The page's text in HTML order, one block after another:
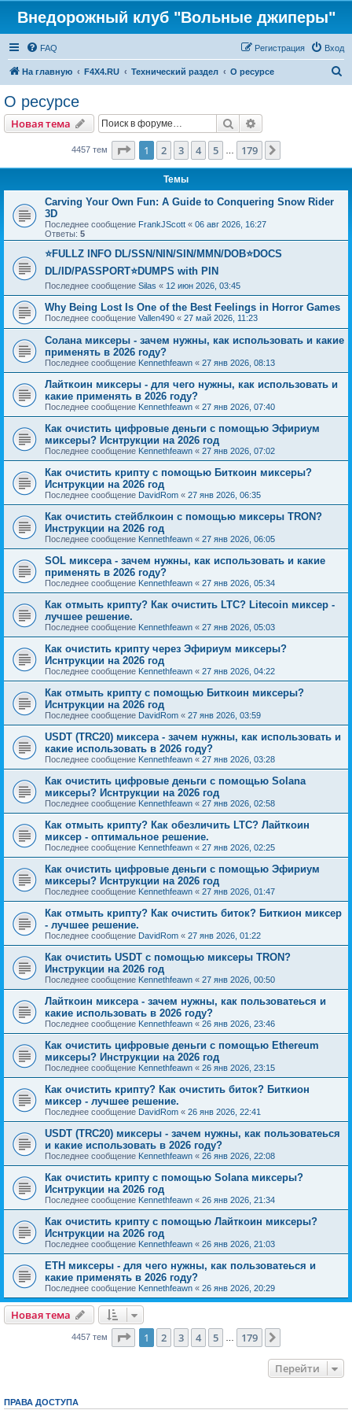
Внедорожный клуб "Вольные джиперы"
FAQ Вход
Регистрация
На главную F4X4.RU Технический раздел О ресурсе
О ресурсе
Новая тема Поиск
4457 тем Страница из 179
1 2 3 4 5 179
Темы
Carving Your Own Fun: A Guide to Conquering Snow Rider
3D
Последнее сообщение FrankJScott « 06 авг 2026, 16:27
Ответы: 5
⭐FULLZ INFO DL/SSN/NIN/SIN/MMN/DOB⭐DOCS
DL/ID/PASSPORT⭐DUMPS with PIN
Последнее сообщение Silas « 12 июн 2026, 03:45
Why Being Lost Is One of the Best Feelings in Horror Games
Последнее сообщение Vallen490 « 27 май 2026, 11:23
Солана миксеры - зачем нужны, как использовать и какие
применять в 2026 году?
Последнее сообщение Kennethfeawn « 27 янв 2026, 08:13
Лайткоин миксеры - для чего нужны, как использовать и
какие применять в 2026 году?
Последнее сообщение Kennethfeawn « 27 янв 2026, 07:40
Как очистить цифровые деньги с помощью Эфириум
миксеры? Иснтрукции на 2026 год
Последнее сообщение Kennethfeawn « 27 янв 2026, 07:02
Как очистить крипту с помощью Биткоин миксеры?
Иснтрукции на 2026 год
Последнее сообщение DavidRom « 27 янв 2026, 06:35
Как очистить стейблкоин с помощью миксеры TRON?
Инструкции на 2026 год
Последнее сообщение Kennethfeawn « 27 янв 2026, 06:05
SOL миксера - зачем нужны, как использовать и какие
применять в 2026 году?
Последнее сообщение Kennethfeawn « 27 янв 2026, 05:34
Как отмыть крипту? Как очистить LTC? Litecoin миксер -
лучшее решение.
Последнее сообщение Kennethfeawn « 27 янв 2026, 05:03
Как очистить крипту через Эфириум миксеры?
Иснтрукции на 2026 год
Последнее сообщение Kennethfeawn « 27 янв 2026, 04:22
Как отмыть крипту с помощью Биткоин миксеры?
Иснтрукции на 2026 год
Последнее сообщение DavidRom « 27 янв 2026, 03:59
USDT (TRC20) миксера - зачем нужны, как использовать и
какие использовать в 2026 году?
Последнее сообщение Kennethfeawn « 27 янв 2026, 03:28
Как очистить цифровые деньги с помощью Solana
миксеры? Иснтрукции на 2026 год
Последнее сообщение Kennethfeawn « 27 янв 2026, 02:58
Как отмыть крипту? Как обезличить LTC? Лайткоин
миксер - оптимальное решение.
Последнее сообщение Kennethfeawn « 27 янв 2026, 02:25
Как очистить цифровые деньги с помощью Эфириум
миксеры? Иснтрукции на 2026 год
Последнее сообщение Kennethfeawn « 27 янв 2026, 01:47
Как отмыть крипту? Как очистить биток? Биткион миксер
- лучшее решение.
Последнее сообщение DavidRom « 27 янв 2026, 01:22
Как очистить USDT с помощью миксеры TRON?
Инструкции на 2026 год
Последнее сообщение Kennethfeawn « 27 янв 2026, 00:50
Лайткоин миксера - зачем нужны, как пользоватеься и
какие использовать в 2026 году?
Последнее сообщение Kennethfeawn « 26 янв 2026, 23:46
Как очистить цифровые деньги с помощью Ethereum
миксеры? Инструкции на 2026 год
Последнее сообщение Kennethfeawn « 26 янв 2026, 23:15
Как очистить крипту? Как очистить биток? Биткион
миксер - лучшее решение.
Последнее сообщение DavidRom « 26 янв 2026, 22:41
USDT (TRC20) миксеры - зачем нужны, как пользоватеься
и какие использовать в 2026 году?
Последнее сообщение Kennethfeawn « 26 янв 2026, 22:08
Как очистить крипту с помощью Solana миксеры?
Иснтрукции на 2026 год
Последнее сообщение Kennethfeawn « 26 янв 2026, 21:34
Как очистить крипту с помощью Лайткоин миксеры?
Иснтрукции на 2026 год
Последнее сообщение Kennethfeawn « 26 янв 2026, 21:03
ETH миксеры - для чего нужны, как пользоватеься и
какие применять в 2026 году?
Последнее сообщение Kennethfeawn « 26 янв 2026, 20:29
Новая тема
4457 тем Страница из 179
1 2 3 4 5 179
Перейти
ПРАВА ДОСТУПА